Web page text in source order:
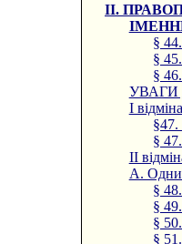
II.
§
§
§
УВАГИ
I відміна
§
II
А.
§
§
§
§